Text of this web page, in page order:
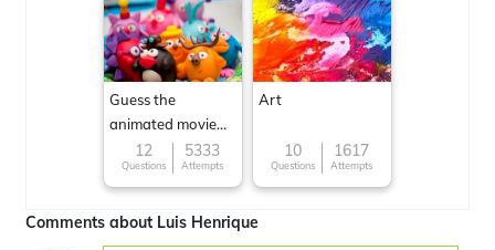
Guess the
animated movie
character
12
Questions
5333
Attempts
Art
10
Questions
1617
Attempts
Comments about Luis Henrique